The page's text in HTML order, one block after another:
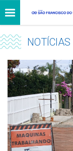
NOTÍCIAS